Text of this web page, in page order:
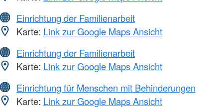
Einrichtung der Familienarbeit
Karte: Link zur Google Maps Ansicht
Einrichtung der Familienarbeit
Karte: Link zur Google Maps Ansicht
Einrichtung für Menschen mit Behinderungen
Karte: Link zur Google Maps Ansicht